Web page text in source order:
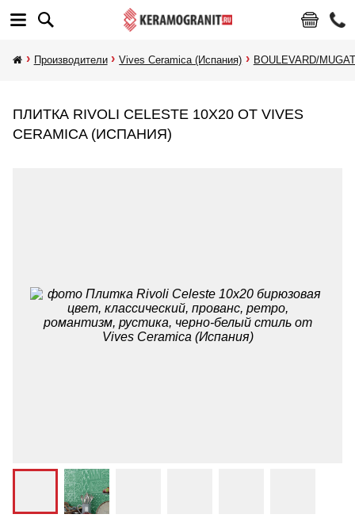
Производители Vives Ceramica (Испания) BOULEVARD/
ПЛИТКА RIVOLI CELESTE 10X20 ОТ VIVES
CERAMICA (ИСПАНИЯ)